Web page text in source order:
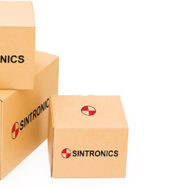
técnico o sustitución
por módulos del propio